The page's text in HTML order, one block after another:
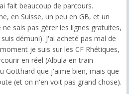
fait beaucoup de parcours.
en Suisse, un peu en GB, et un
sais pas gérer les lignes gratuites,
démuni). J'ai acheté pas mal de
je suis sur les CF Rhétiques,
en réel (Albula en train
Gotthard que j'aime bien, mais que
(et on n'en voit pas grand chose).